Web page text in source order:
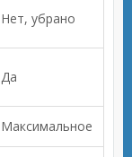
Нет, убрано
Да
Максимальное